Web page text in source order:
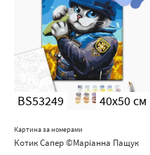
BS53249 40x50 см
Картина за номерами
Котик Сапер ©Маріанна Пащук